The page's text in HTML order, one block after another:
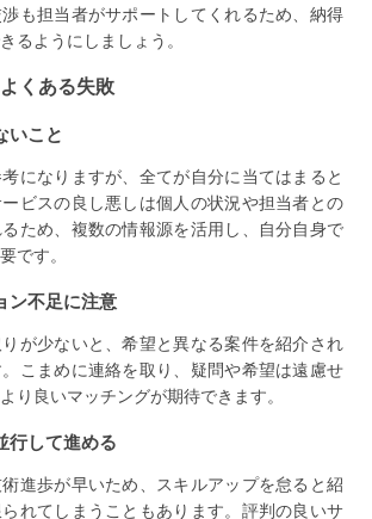
も担当者がサポートしてくれるため、納得
るようにしましょう。
くある失敗
いこと
になりますが、全てが自分に当てはまると
ビスの良し悪しは個人の状況や担当者との
ため、複数の情報源を活用し、自分自身で
です。
ン不足に注意
が少ないと、希望と異なる案件を紹介され
こまめに連絡を取り、疑問や希望は遠慮せ
り良いマッチングが期待できます。
行して進める
進歩が早いため、スキルアップを怠ると紹
れてしまうこともあります。評判の良いサ